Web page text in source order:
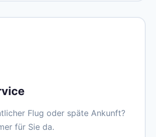
Flug oder späte Ankunft?
für Sie da.